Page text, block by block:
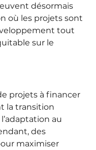
désormais
où les projets sont
tout
sur le
projets à financer
la transition
au
des
maximiser